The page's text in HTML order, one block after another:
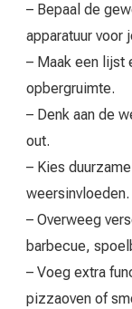
– Bepaal de
apparatuur voor
– Maak een lijst
opbergruimte.
– Denk aan de
out.
– Kies
weersinvloeden.
– Overweeg
barbecue,
– Voeg extra
pizzaoven of